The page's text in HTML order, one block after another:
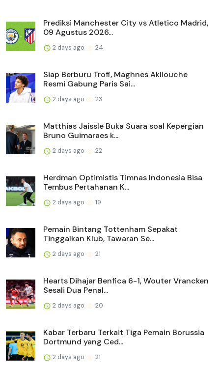
Prediksi Manchester City vs Atletico Madrid,
09 Agustus 2026...
2 days ago 24
Siap Berburu Trofi, Maghnes Akliouche
Resmi Gabung Paris Sai...
2 days ago 23
Matthias Jaissle Buka Suara soal Kepergian
Bruno Guimaraes k...
2 days ago 22
Herdman Optimistis Timnas Indonesia Bisa
Tembus Pertahanan K...
2 days ago 19
Pemain Bintang Tottenham Sepakat
Tinggalkan Klub, Tawaran Se...
2 days ago 21
Hearts Dihajar Benfica 6-1, Wouter Vrancken
Sesali Dua Penal...
2 days ago 20
Kabar Terbaru Terkait Tiga Pemain Borussia
Dortmund yang Ced...
2 days ago 21